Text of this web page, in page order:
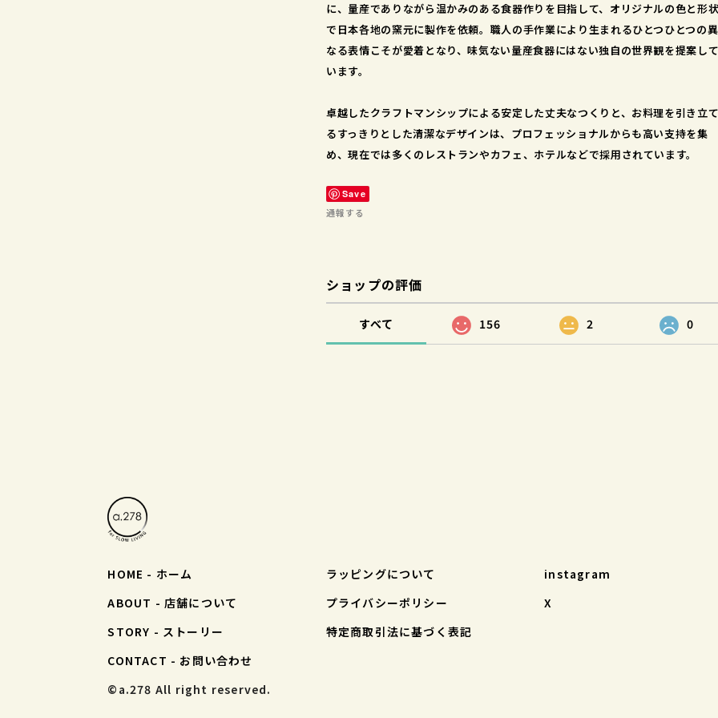
に、量産でありながら温かみのある食器作りを目指して、オリジナルの色と形状
で日本各地の窯元に製作を依頼。職人の手作業により生まれるひとつひとつの異
なる表情こそが愛着となり、味気ない量産食器にはない独自の世界観を提案して
います。
卓越したクラフトマンシップによる安定した丈夫なつくりと、お料理を引き立て
るすっきりとした清潔なデザインは、プロフェッショナルからも高い支持を集
め、現在では多くのレストランやカフェ、ホテルなどで採用されています。
Save
通報する
ショップの評価
すべて 156 2 0
HOME - ホーム
ABOUT - 店舗について
STORY - ストーリー
CONTACT - お問い合わせ
©︎a.278 All right reserved.
ラッピングについて
プライバシーポリシー
特定商取引法に基づく表記
instagram
X